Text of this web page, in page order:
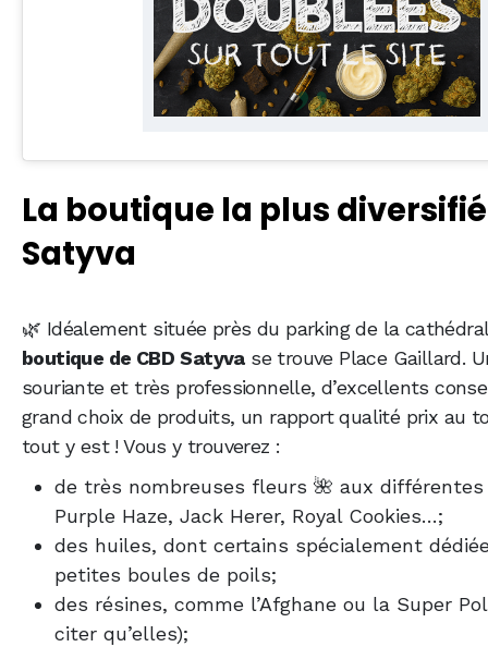
La boutique la plus
Satyva
🌿 Idéalement située près du parking de la
boutique de CBD Satyvase trouve Place Gaillard.
souriante et très professionnelle, d’excellents
grand choix de produits, un rapport qualité prix au
tout y est ! Vous y trouverez :
de très nombreuses fleurs 🌺 aux différentes
Purple Haze, Jack Herer, Royal Cookies…;
des huiles, dont certains spécialement
petites boules de poils;
des résines, comme l’Afghane ou la Super
citer qu’elles);